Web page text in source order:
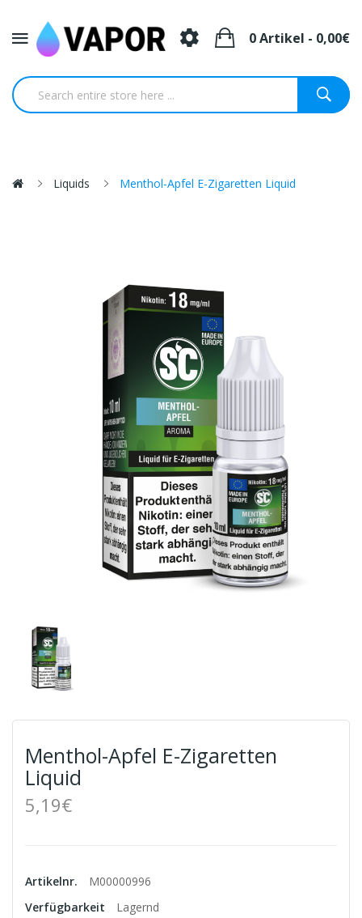
0 Artikel - 0,00€
Liquids Menthol-Apfel E-Zigaretten Liquid
Menthol-Apfel E-Zigaretten
Liquid
5,19€
Artikelnr.
M00000996
Verfügbarkeit
Lagernd